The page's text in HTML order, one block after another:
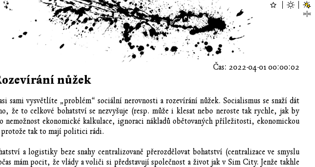
Čas: 2022-04-01 00:00:02
nůžek
vysvětlíte „problém“ sociální nerovnosti a rozevírání nůžek. Socialismus se snaží dát
že to celkové bohatství se nezvyšuje (resp. může i klesat nebo neroste tak rychle, jak by
nemožnost ekonomické kalkulace, ignoraci nákladů obětovaných příležitosti, ekonomickou
tak to mají politici rádi.
a logistiky beze snahy centralizovaně přerozdělovat bohatství (centralizace ve smyslu
mám pocit, že vlády a voliči si představují společnost a život jak v Sim City. Jenže takhle